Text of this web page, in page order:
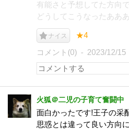
有能さと予想してた方向
どうしてこうなったああ
ナイス ★4
コメント(0) 2023/12/15
火狐＠二児の子育て奮闘中
面白かったです!王子の采
思惑とは違って良い方向